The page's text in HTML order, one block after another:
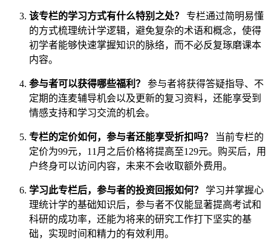
该专栏的学习方式有什么特别之处？
专栏通过简明易懂
的方式梳理统计学逻辑，避免复杂的术语和概念，使得
初学者能够快速掌握知识的脉络，而不必反复琢磨课本
内容。
参与者可以获得哪些福利？
参与者将获得答疑指导、不
定期的连麦辅导机会以及更新的复习资料，还能享受到
情感支持和学习交流的机会。
专栏的定价如何，参与者还能享受折扣吗？
当前专栏的
定价为99元，11月之后价格将提高至129元。购买后，用
户终身可以访问内容，未来不会收取额外费用。
学习此专栏后，参与者的投资回报如何？
学习并掌握心
理统计学的基础知识后，参与者不仅能显著提高考试和
科研的成功率，还能为将来的研究工作打下坚实的基
础，实现时间和精力的有效利用。